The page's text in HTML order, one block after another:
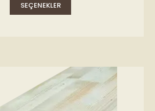
SEÇENEKLER
birden
ürün
sayfasından
seçilebilir